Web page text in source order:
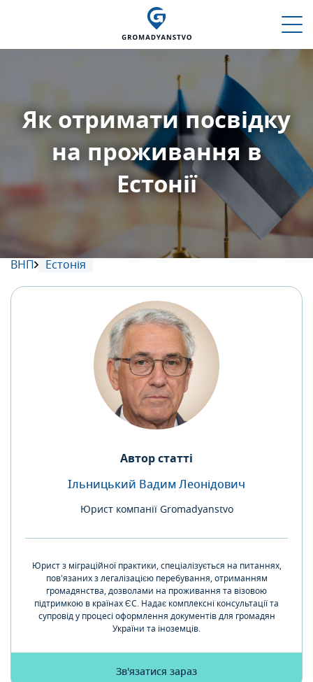
Як отримати посвідку
на проживання в
Естонії
ВНП Естонія
Автор статті
Ільницький Вадим Леонідович
Юрист компанії Gromadyanstvo
Юрист з міграційної практики, спеціалізується на питаннях,
пов'язаних з легалізацією перебування, отриманням
громадянства, дозволами на проживання та візовою
підтримкою в країнах ЄС. Надає комплексні консультації та
супровід у процесі оформлення документів для громадян
України та іноземців.
Зв'язатися зараз